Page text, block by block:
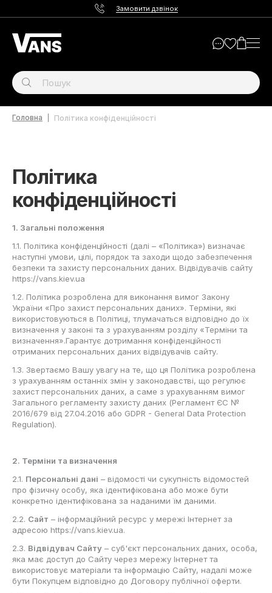
Замовити дзвінок
Головна Політика конфіденційності
Політика
конфіденційності
1. Загальні положення
1.1. Політика конфіденційності (далі – «Політика») визначає
наступні умови, цілі, порядок та заходи щодо забезпечення
безпеки та захисту персональних даних. Відвідувачів сайту
https://vans.kiev.ua
1.2. Політика розроблена для виконання вимог Закону
України «Про захист персональних даних». Терміни, які
використовуються в Політиці, тлумачаться відповідно до їх
визначення у законі та з урахуванням розділу «Терміни та
визначення».Гарантує дотримання конфіденційності
отриманих персональних даних відвідувачів сайту.
1.3. Звертаємо Вашу увагу на те, що ця Політика розроблена
з урахуванням останніх змін у законодавстві, що регулює
захист персональних даних, а саме з урахуванням вимог
Загального регламенту захисту даних (Регламент ЄС №
2016/679 від 27.04.2016 або GDPR - General Data Protection
Regulation).
2. Терміни та визначення
2.1. Персональні дані – відомості чи сукупність відомостей
про фізичну особу, яка ідентифікована або може бути
конкретно ідентифікована за наданими їм даними.
2.2. Сайт – інформаційний ресурс у мережі Інтернет за
адресою https://vans.kiev.ua.
2.3. Відвідувач Сайту – суб'єкт персональних даних, особа,
яка має доступ до Сайту через мережу Інтернет та
використовує матеріали та інформацію Сайту, надалі може
бути Покупцем відповідно до Договору публічної оферти.